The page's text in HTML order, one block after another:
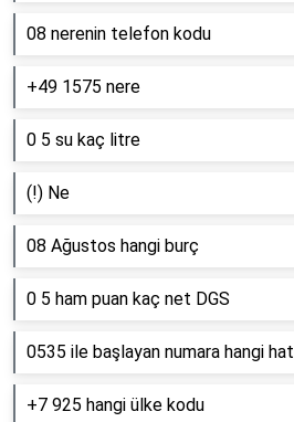
08 nerenin telefon kodu
+49 1575 nere
0 5 su kaç litre
(!) Ne
08 Ağustos hangi burç
0 5 ham puan kaç net DGS
0535 ile başlayan numara hangi hat
+7 925 hangi ülke kodu